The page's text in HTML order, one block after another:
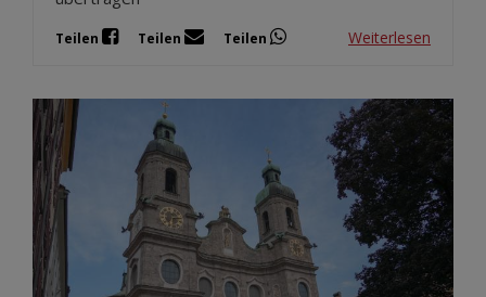
Teilen Teilen Teilen Weiterlesen